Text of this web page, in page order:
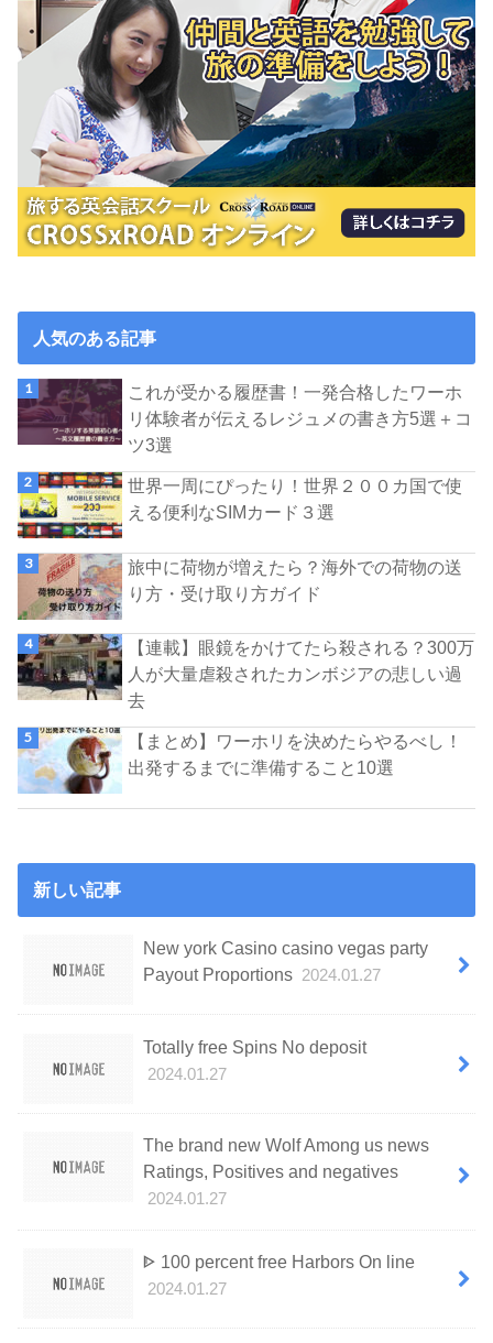
人気のある記事
これが受かる履歴書！一発合格したワーホ
リ体験者が伝えるレジュメの書き方5選＋コ
ツ3選
世界一周にぴったり！世界２００カ国で使
える便利なSIMカード３選
旅中に荷物が増えたら？海外での荷物の送
り方・受け取り方ガイド
【連載】眼鏡をかけてたら殺される？300万
人が大量虐殺されたカンボジアの悲しい過
去
【まとめ】ワーホリを決めたらやるべし！
出発するまでに準備すること10選
新しい記事
New york Casino casino vegas party
Payout Proportions 2024.01.27
Totally free Spins No deposit
2024.01.27
The brand new Wolf Among us news
Ratings, Positives and negatives
2024.01.27
ᐈ 100 percent free Harbors On line
2024.01.27